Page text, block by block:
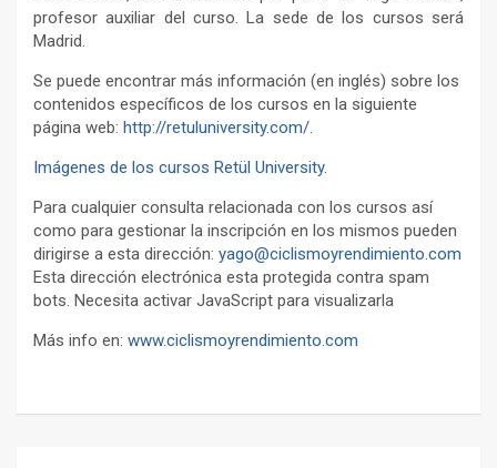
profesor auxiliar del curso. La sede de los cursos será
Madrid.
Se puede encontrar más información (en inglés) sobre los
contenidos específicos de los cursos en la siguiente
página web: http://retuluniversity.com/.
Imágenes de los cursos Retül University.
Para cualquier consulta relacionada con los cursos así
como para gestionar la inscripción en los mismos pueden
dirigirse a esta dirección: yago@ciclismoyrendimiento.com
Esta dirección electrónica esta protegida contra spam
bots. Necesita activar JavaScript para visualizarla
Más info en: www.ciclismoyrendimiento.com